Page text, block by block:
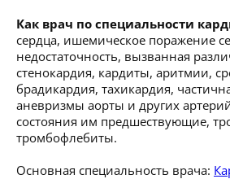
Как врач по специальности
сердца, ишемическое поражение
недостаточность, вызванная
стенокардия, кардиты, аритмии,
брадикардия, тахикардия,
аневризмы аорты и других
состояния им предшествующие,
тромбофлебиты.
Основная специальность врача: